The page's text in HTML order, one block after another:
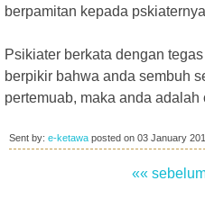
berpamitan kepada
Psikiater berkata dengan
berpikir bahwa anda sembuh
pertemuab, maka anda adalah
Sent by: e-ketawa posted on 03 January
««